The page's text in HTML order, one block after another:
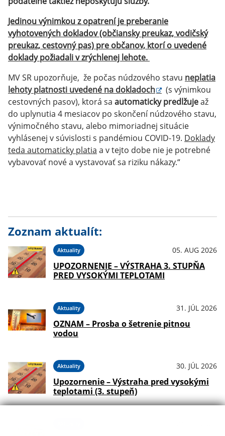
Jedinou výnimkou z opatrení je preberanie
vyhotovených dokladov (občiansky preukaz, vodičský
preukaz, cestovný pas) pre občanov, ktorí o uvedené
doklady požiadali v zrýchlenej lehote.
MV SR upozorňuje, že počas núdzového stavu neplatia
lehoty platnosti uvedené na dokladoch
(s výnimkou
cestovných pasov), ktorá sa automaticky predlžujeaž
do uplynutia 4 mesiacov po skončení núdzového stavu,
výnimočného stavu, alebo mimoriadnej situácie
vyhlásenej v súvislosti s pandémiou COVID-19. Doklady
teda automaticky platia a v tejto dobe nie je potrebné
vybavovať nové a vystavovať sa riziku nákazy.“
Zoznam aktualít:
Aktuality 05. AUG 2026
UPOZORNENIE – VÝSTRAHA 3. STUPŇA
PRED VYSOKÝMI TEPLOTAMI
Aktuality 31. JÚL 2026
OZNAM – Prosba o šetrenie pitnou
vodou
Aktuality 30. JÚL 2026
Upozornenie – Výstraha pred vysokými
teplotami (3. stupeň)